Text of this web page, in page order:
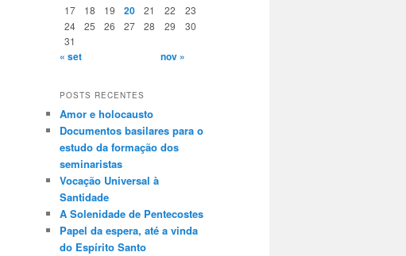
17
18 19 20 21 22
23
24
25 26 27 28 29
30
31
« set nov »
POSTS RECENTES
Amor e holocausto
Documentos basilares para o
estudo da formação dos
seminaristas
Vocação Universal à
Santidade
A Solenidade de Pentecostes
Papel da espera, até a vinda
do Espírito Santo